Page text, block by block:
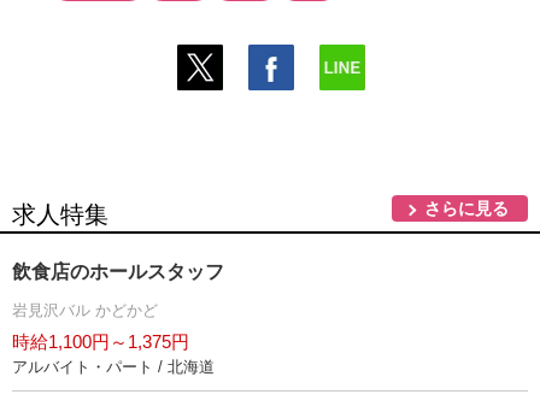
求人特集 さらに見る
飲食店のホールスタッフ
見沢バル かどかど
時給1,100円～1,375円
アルバイト・パート / 北海道